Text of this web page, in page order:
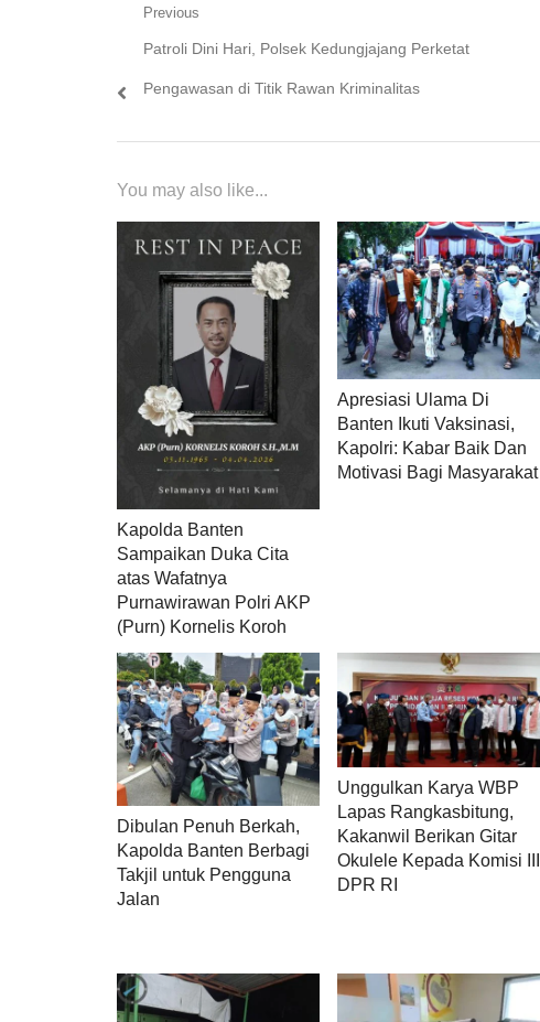
Navigasi
pos
Previous
Previous
post:
Patroli Dini Hari, Polsek Kedungjajang Perketat
Pengawasan di Titik Rawan Kriminalitas
You may also like...
Kapolda Banten
Sampaikan Duka Cita
atas Wafatnya
Purnawirawan Polri AKP
(Purn) Kornelis Koroh
Apresiasi Ulama Di
Banten Ikuti Vaksinasi,
Kapolri: Kabar Baik Dan
Motivasi Bagi Masyarakat
Dibulan Penuh Berkah,
Kapolda Banten Berbagi
Takjil untuk Pengguna
Jalan
Unggulkan Karya WBP
Lapas Rangkasbitung,
Kakanwil Berikan Gitar
Okulele Kepada Komisi III
DPR RI